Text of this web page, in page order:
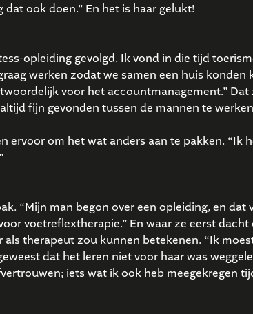
ook doen.” En het is haar gelukt!
opleiding gevolgd. Ik vond in die tijd
werken zodat we samen een huis
voor het accountmanagement.” Dat
fijn gevonden tussen de mannen te
ervoor om het wat anders aan te pakken.
“Mijn man begon over een opleiding, en
voetreflextherapie.” En waar ze eerst
therapeut zou kunnen betekenen. “Ik
dat het leren niet voor haar was
iets wat ik ook heb meegekregen